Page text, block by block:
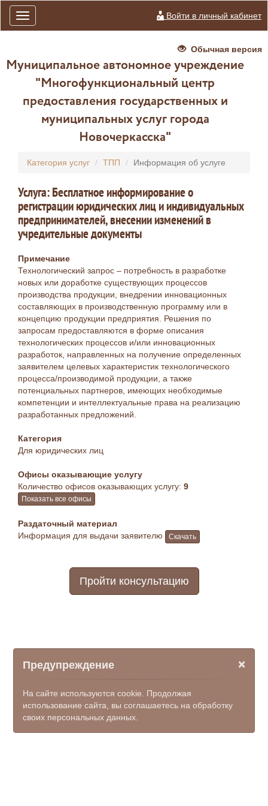
Toggle
navigation
Войти в личный кабинет
Обычная версия
Муниципальное автономное учреждение
"Многофункциональный центр
предоставления государственных и
муниципальных услуг города
Новочеркасска"
Категория услуг ТПП Информация об услуге
Услуга: Бесплатное информирование о
регистрации юридических лиц и индивидуальных
предпринимателей, внесении изменений в
учредительные документы
Примечание
Технологический запрос – потребность в разработке
новых или доработке существующих процессов
производства продукции, внедрении инновационных
составляющих в производственную программу или в
концепцию продукции предприятия. Решения по
запросам предоставляются в форме описания
технологических процессов и/или инновационных
разработок, направленных на получение определенных
заявителем целевых характеристик технологического
процесса/производимой продукции, а также
потенциальных партнеров, имеющих необходимые
компетенции и интеллектуальные права на реализацию
разработанных предложений.
Категория
Для юридических лиц
Офисы оказывающие услугу
Количество офисов оказывающих услугу: 9
Показать все офисы
Раздаточный материал
Информация для выдачи заявителю
Скачать
Пройти консультацию
×
Предупреждение
На сайте используются cookie. Продолжая
использование сайта, вы соглашаетесь на обработку
своих персональных данных.